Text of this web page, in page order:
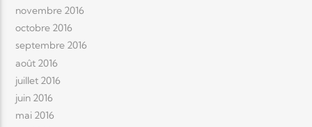
novembre 2016
octobre 2016
septembre 2016
août 2016
juillet 2016
juin 2016
mai 2016